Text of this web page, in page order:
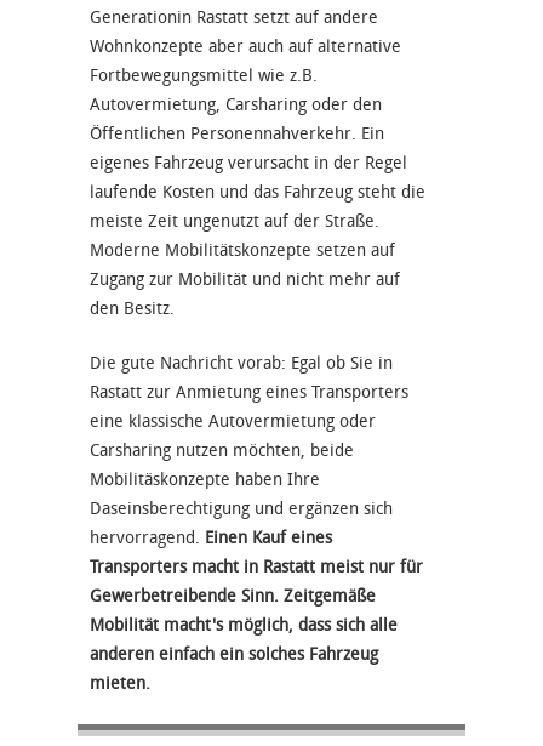
Generationin Rastatt setzt auf andere
Wohnkonzepte aber auch auf alternative
Fortbewegungsmittel wie z.B.
Autovermietung, Carsharing oder den
Öffentlichen Personennahverkehr. Ein
eigenes Fahrzeug verursacht in der Regel
laufende Kosten und das Fahrzeug steht die
meiste Zeit ungenutzt auf der Straße.
Moderne Mobilitätskonzepte setzen auf
Zugang zur Mobilität und nicht mehr auf
den Besitz.
Die gute Nachricht vorab: Egal ob Sie in
Rastatt zur Anmietung eines Transporters
eine klassische Autovermietung oder
Carsharing nutzen möchten, beide
Mobilitäskonzepte haben Ihre
Daseinsberechtigung und ergänzen sich
hervorragend. Einen Kauf eines
Transporters macht in Rastatt meist nur für
Gewerbetreibende Sinn. Zeitgemäße
Mobilität macht's möglich, dass sich alle
anderen einfach ein solches Fahrzeug
mieten.